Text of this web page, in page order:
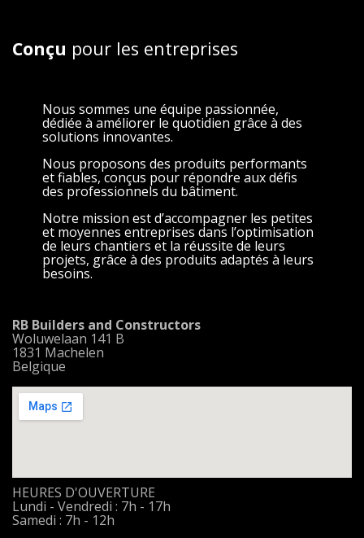
Conçu pour les entreprises
Nous sommes une équipe passionnée,
dédiée à améliorer le quotidien grâce à des
solutions innovantes.
Nous proposons des produits performants
et fiables, conçus pour répondre aux défis
des professionnels du bâtiment.
Notre mission est d’accompagner les petites
et moyennes entreprises dans l’optimisation
de leurs chantiers et la réussite de leurs
projets, grâce à des produits adaptés à leurs
besoins.
RB Builders and Constructors
Woluwelaan 141 B
1831 Machelen
Belgique
HEURES D'OUVERTURE
Lundi - Vendredi : 7h - 17h
Samedi : 7h - 12h